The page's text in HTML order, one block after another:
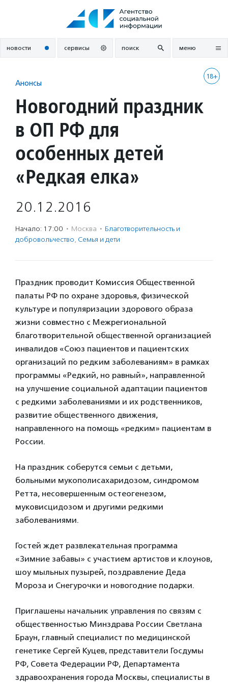
новости сервисы поиск меню
18+
Анонсы
Новогодний праздник
в ОП РФ для
особенных детей
«Редкая елка»
20.12.2016
Начало: 17:00 · Москва · Благотвори­тель­ность и
доброволь­чест­во, Семья и дети
Праздник проводит Комиссия Общественной
палаты РФ по охране здоровья, физической
культуре и популяризации здорового образа
жизни совместно с Межрегиональной
благотворительной общественной организацией
инвалидов «Союз пациентов и пациентских
организаций по редким заболеваниям» в рамках
программы «Редкий, но равный», направленной
на улучшение социальной адаптации пациентов
с редкими заболеваниями и их родственников,
развитие общественного движения,
направленного на помощь «редким» пациентам в
России.
На праздник соберутся семьи с детьми,
больными мукополисахаридозом, синдромом
Ретта, несовершенным остеогенезом,
муковисцидозом и другими редкими
заболеваниями.
Гостей ждет развлекательная программа
«Зимние забавы» с участием артистов и клоунов,
шоу мыльных пузырей, поздравление Деда
Мороза и Снегурочки и новогодние подарки.
Приглашены начальник управления по связям с
общественностью Минздрава России Светлана
Браун, главный специалист по медицинской
генетике Сергей Куцев, представители Госдумы
РФ, Совета Федерации РФ, Департамента
здравоохранения города Москвы, специалисты в